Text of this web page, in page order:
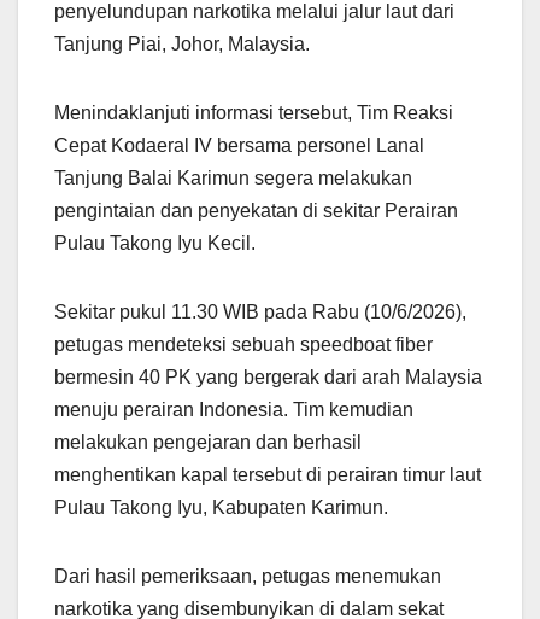
penyelundupan narkotika melalui jalur laut dari
Tanjung Piai, Johor, Malaysia.
Menindaklanjuti informasi tersebut, Tim Reaksi
Cepat Kodaeral IV bersama personel Lanal
Tanjung Balai Karimun segera melakukan
pengintaian dan penyekatan di sekitar Perairan
Pulau Takong Iyu Kecil.
Sekitar pukul 11.30 WIB pada Rabu (10/6/2026),
petugas mendeteksi sebuah speedboat fiber
bermesin 40 PK yang bergerak dari arah Malaysia
menuju perairan Indonesia. Tim kemudian
melakukan pengejaran dan berhasil
menghentikan kapal tersebut di perairan timur laut
Pulau Takong Iyu, Kabupaten Karimun.
Dari hasil pemeriksaan, petugas menemukan
narkotika yang disembunyikan di dalam sekat